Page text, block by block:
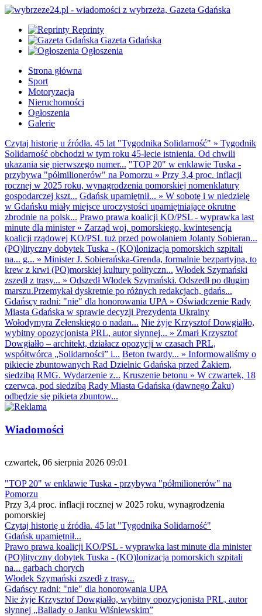
Reprinty
Gazeta Gdańska
Ogłoszenia
Strona główna
Sport
Motoryzacja
Nieruchomości
Ogłoszenia
Galerie
Czytaj historię u źródła. 45 lat "Tygodnika Solidarność" » Tygodnik
Solidarność obchodzi w tym roku 45-lecie istnienia. Od chwili
ukazania się pierwszego numer... "TOP 20" w enklawie Tuska -
przybywa "półmilionerów" na Pomorzu » Przy 3,4 proc. inflacji
rocznej w 2025 roku, wynagrodzenia pomorskiej nomenklatury
gospodarczej kszt... Gdańsk upamiętnił... » W sobotę i w niedzielę
w Gdańsku miały miejsce uroczystości upamiętniające okrutne
zbrodnie na polsk... Prawo prawa koalicji KO/PSL - wyprawka last
minute dla minister» Zarząd woj. pomorskiego, kwintesencja
koalicji rządowej KO/PSL tuż przed powołaniem Jolanty Sobieran...
(PO)lityczny dobytek Tuska - (KO)lonizacja pomorskich szpitali
na... g... » Minister J. Sobierańska-Grenda, formalnie bezpartyjna, to
krew z krwi (PO)morskiej kultury polityczn... Włodek Szymański
zszedł z trasy... » Odszedł Włodek Szymański. Odszedł po długim
marszu.Przemykał dyskretnie po różnych redakcjach, gdańs...
Gdańscy radni: "nie" dla honorowania UPA » Oświadczenie Rady
Miasta Gdańska w sprawie decyzji Prezydenta Ukrainy
Wołodymyra Zełenskiego o nadan... Nie żyje Krzysztof Dowgiałło,
wybitny opozycjonista PRL, autor słynnej... » Zmarł Krzysztof
Dowgiałło – architekt, działacz opozycji w czasach PRL,
współtwórca „Solidarności” i... Beton twardy... » Informowaliśmy o
pikiecie zbuntowanych Rad Dzielnic Gdańska przed Żakiem,
siedzibą RMG. Wydarzenie z... Kruszenie betonu » W czwartek, 18
czerwca, pod siedzibą Rady Miasta Gdańska (dawnego Żaku)
odbędzie się pikieta zbuntow...
Wiadomości
czwartek, 06 sierpnia 2026 09:01
"TOP 20" w enklawie Tuska - przybywa "półmilionerów" na
Pomorzu
Przy 3,4 proc. inflacji rocznej w 2025 roku, wynagrodzenia
pomorskiej
Czytaj historię u źródła. 45 lat "Tygodnika Solidarność"
Gdańsk upamiętnił...
Prawo prawa koalicji KO/PSL - wyprawka last minute dla minister
(PO)lityczny dobytek Tuska - (KO)lonizacja pomorskich szpitali
na... garbach chorych
Włodek Szymański zszedł z trasy...
Gdańscy radni: "nie" dla honorowania UPA
Nie żyje Krzysztof Dowgiałło, wybitny opozycjonista PRL, autor
słynnej „Ballady o Janku Wiśniewskim”